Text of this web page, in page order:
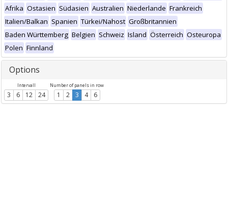
Afrika Ostasien Südasien Australien Niederlande Frankreich
Italien/Balkan Spanien Türkei/Nahost Großbritannien
Baden Württemberg Belgien Schweiz Island Österreich Osteuropa
Polen Finnland
Options
Intervall
3 6 12 24
Number of panels in row
1 2 3 4 6